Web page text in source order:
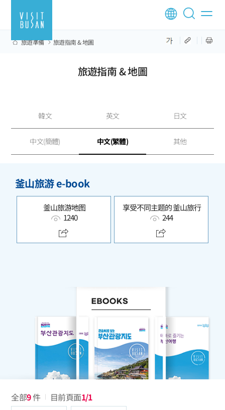
旅遊準備 旅遊指南 & 地圖
旅遊指南 & 地圖
韓文 英文 日文
中文(簡體) 中文(繁體) 其他
釜山旅游 e-book
釜山旅游地图
1240
享受不同主题的 釜山旅行
244
全部9件 目前頁面1/1